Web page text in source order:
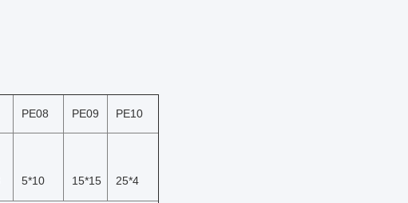
PE08 PE09 PE10
5*10 15*15 25*4